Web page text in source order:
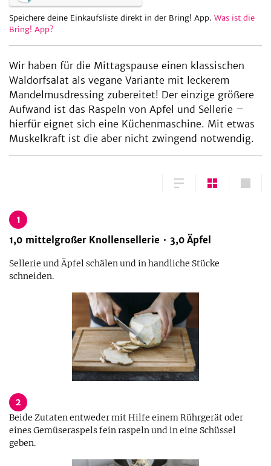
Speichere deine Einkaufsliste direkt in der Bring! App. Was ist die
Bring! App?
Wir haben für die Mittagspause einen klassischen
Waldorfsalat als vegane Variante mit leckerem
Mandelmusdressing zubereitet! Der einzige größere
Aufwand ist das Raspeln von Apfel und Sellerie –
hierfür eignet sich eine Küchenmaschine. Mit etwas
Muskelkraft ist die aber nicht zwingend notwendig.
1
1,0 mittelgroßer Knollensellerie 3,0 Äpfel
Sellerie und Äpfel schälen und in handliche Stücke
schneiden.
2
Beide Zutaten entweder mit Hilfe einem Rührgerät oder
eines Gemüseraspels fein raspeln und in eine Schüssel
geben.